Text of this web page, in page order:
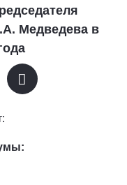
Медведева в